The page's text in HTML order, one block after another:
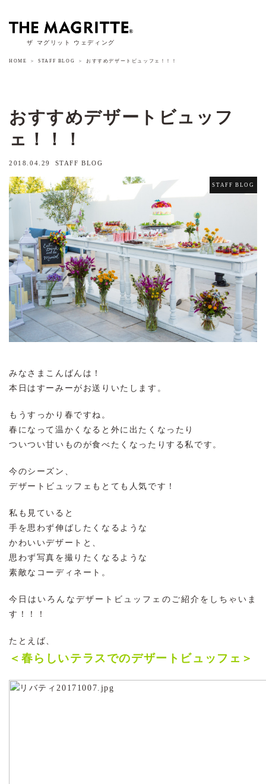
ザ マグリット ウェディング
HOME STAFF BLOG おすすめデザートビュッフェ！！！
おすすめデザートビュッフ
ェ！！！
2018.04.29 STAFF BLOG
STAFF BLOG
みなさまこんばんは！
本日はすーみーがお送りいたします。
もうすっかり春ですね。
春になって温かくなると外に出たくなったり
ついつい甘いものが食べたくなったりする私です。
今のシーズン、
デザートビュッフェもとても人気です！
私も見ていると
手を思わず伸ばしたくなるような
かわいいデザートと、
思わず写真を撮りたくなるような
素敵なコーディネート。
今日はいろんなデザートビュッフェのご紹介をしちゃいま
す！！！
たとえば、
＜春らしいテラスでのデザートビュッフェ＞